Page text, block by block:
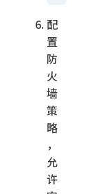
配
置
防
火
墙
策
略
，
允
许